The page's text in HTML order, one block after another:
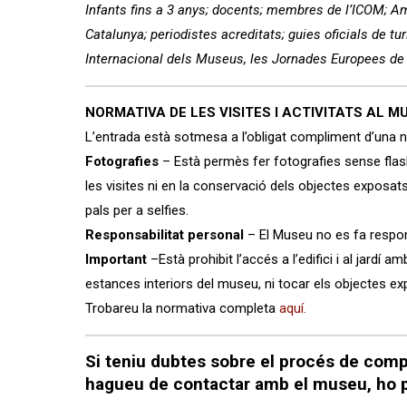
Infants fins a 3 anys; docents; membres de l’ICOM;
Catalunya; periodistes acreditats; guies oficials de
Internacional dels Museus, les Jornades Europees
NORMATIVA DE LES VISITES I ACTIVITATS AL
L’entrada està sotmesa a l’obligat compliment
Fotografies – Està permès fer fotografies sense
les visites ni en la conservació dels objectes
pals per a selfies.
Responsabilitat personal – El Museu no es fa
Important –Està prohibit l’accés a l’edifici i al jardí
estances interiors del museu, ni tocar els objectes
Trobareu la normativa completaaquí.
Si teniu dubtes sobre el procés de
hagueu de contactar amb el museu,